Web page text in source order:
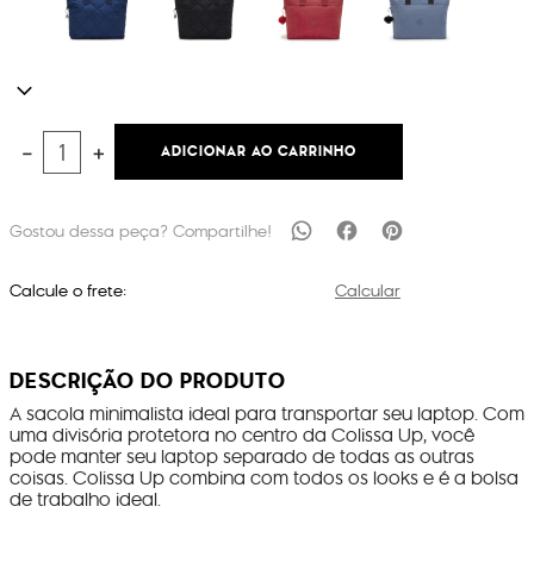
＋
－ ADICIONAR AO CARRINHO
Calcule o frete: Calcular
DESCRIÇÃO DO PRODUTO
A sacola minimalista ideal para transportar seu laptop. Com
uma divisória protetora no centro da Colissa Up, você
pode manter seu laptop separado de todas as outras
coisas. Colissa Up combina com todos os looks e é a bolsa
de trabalho ideal.